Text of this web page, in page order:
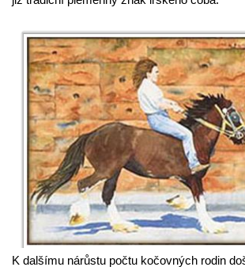
K dalšímu nárůstu počtu kočovných rodin